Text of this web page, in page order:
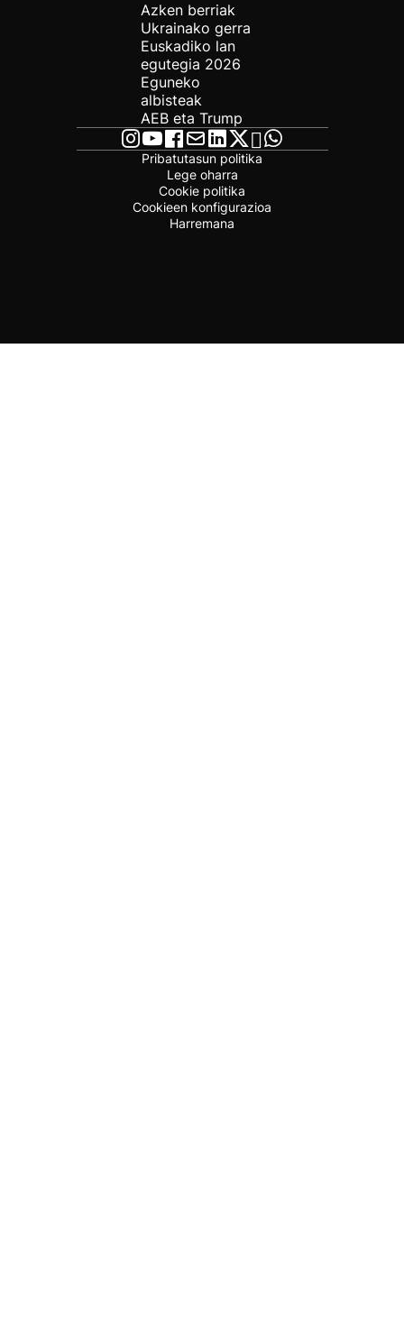
Azken berriak
Ukrainako gerra
Euskadiko lan
egutegia 2026
Eguneko
albisteak
AEB eta Trump
Pribatutasun politika
Lege oharra
Cookie politika
Cookieen konfigurazioa
Harremana